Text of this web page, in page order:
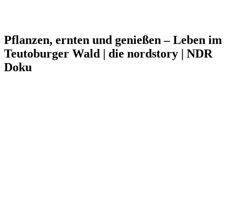
Pflanzen, ernten und genießen – Leben im
Teutoburger Wald | die nordstory | NDR
Doku